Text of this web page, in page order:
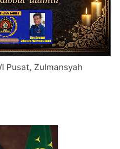
Pusat, Zulmansyah